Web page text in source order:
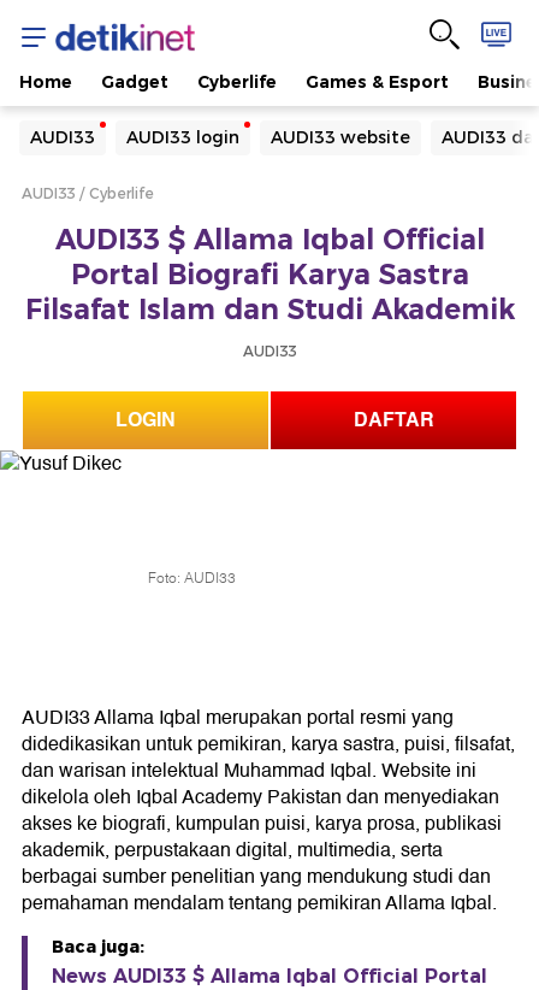
Home Gadget Cyberlife Games & Esport
AUDI33 AUDI33 login AUDI33 website AUDI33
Yang sedang ramai dicari
Loading...
Loading...
AUDI33 Cyberlife
AUDI33 $ Allama Iqbal Official
Portal Biografi Karya Sastra
Filsafat Islam dan Studi Akademik
AUDI33
LOGIN DAFTAR
Foto: AUDI33
AUDI33 Allama Iqbal merupakan portal resmi yang
didedikasikan untuk pemikiran, karya sastra, puisi, filsafat,
dan warisan intelektual Muhammad Iqbal. Website ini
dikelola oleh Iqbal Academy Pakistan dan menyediakan
akses ke biografi, kumpulan puisi, karya prosa, publikasi
akademik, perpustakaan digital, multimedia, serta
berbagai sumber penelitian yang mendukung studi dan
pemahaman mendalam tentang pemikiran Allama Iqbal.
Baca juga:
News AUDI33 $ Allama Iqbal Official Portal